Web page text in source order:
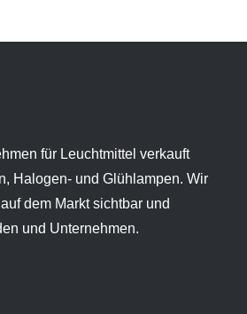
für Leuchtmittel verkauft
Halogen- und Glühlampen. Wir
dem Markt sichtbar und
und Unternehmen.